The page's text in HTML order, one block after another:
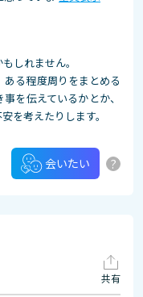
しれません。
る程度周りをまとめる
を伝えているかとか、
を考えたりします。
会いたい ?
共有